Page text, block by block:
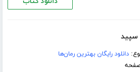
سپید
دانلود رایگان بهترین رمان‌ها